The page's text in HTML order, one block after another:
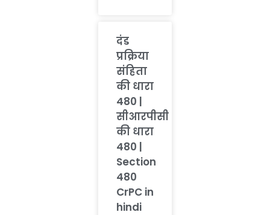
दंड
प्रक्रिया
संहिता
की धारा
480 |
सीआरपीसी
की धारा
480 |
Section
480
CrPC in
hindi